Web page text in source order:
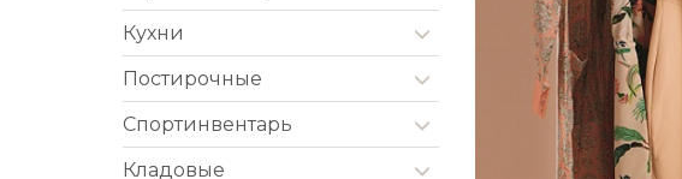
Кухни
Постирочные
Cпортинвентарь
Кладовые